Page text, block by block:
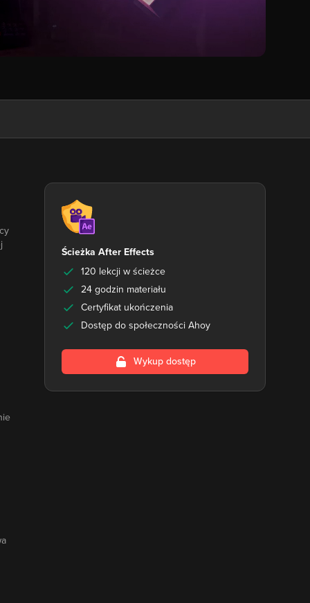
Ścieżka After Effects
120 lekcji w ścieżce
24 godzin materiału
Certyfikat ukończenia
Dostęp do społeczności Ahoy
Wykup dostęp